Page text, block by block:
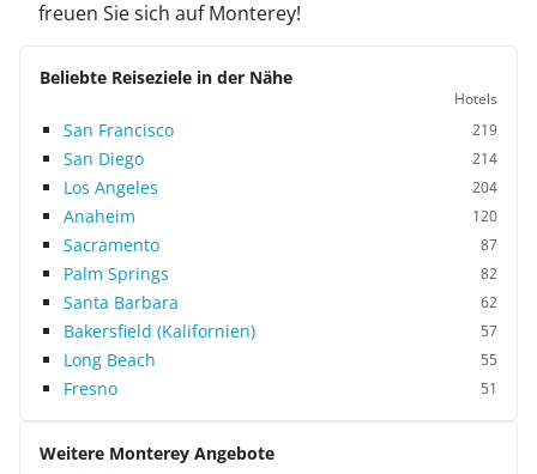
freuen Sie sich auf Monterey!
Beliebte Reiseziele in der Nähe
Hotels
San Francisco 219
San Diego 214
Los Angeles 204
Anaheim 120
Sacramento 87
Palm Springs 82
Santa Barbara 62
Bakersfield (Kalifornien) 57
Long Beach 55
Fresno 51
Weitere Monterey Angebote